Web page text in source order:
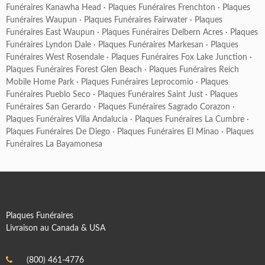
Funéraires Kanawha Head · Plaques Funéraires Frenchton · Plaques
Funéraires Waupun · Plaques Funéraires Fairwater · Plaques
Funéraires East Waupun · Plaques Funéraires Delbern Acres · Plaques
Funéraires Lyndon Dale · Plaques Funéraires Markesan · Plaques
Funéraires West Rosendale · Plaques Funéraires Fox Lake Junction ·
Plaques Funéraires Forest Glen Beach · Plaques Funéraires Reich
Mobile Home Park · Plaques Funéraires Leprocomio · Plaques
Funéraires Pueblo Seco · Plaques Funéraires Saint Just · Plaques
Funéraires San Gerardo · Plaques Funéraires Sagrado Corazon ·
Plaques Funéraires Villa Andalucia · Plaques Funéraires La Cumbre ·
Plaques Funéraires De Diego · Plaques Funéraires El Minao · Plaques
Funéraires La Bayamonesa
Plaques Funéraires
Livraison au Canada & USA
(800) 461-4776